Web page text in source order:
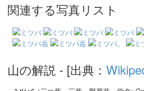
関連する写真リスト
山の解説 - [出典：